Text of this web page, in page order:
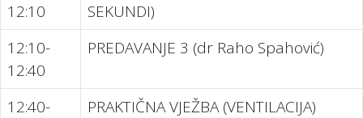
12:10
SEKUNDI)
12:10-
12:40
PREDAVANJE 3 (dr Raho Spahović)
12:40-
PRAKTIČNA VJEŽBA (VENTILACIJA)